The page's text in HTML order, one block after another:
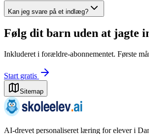
Kan jeg svare på et indlæg?
Følg dit barn uden at jagte
Inkluderet i forældre-abonnementet. Første
Start gratis
Sitemap
AI-drevet personaliseret læring for elever i